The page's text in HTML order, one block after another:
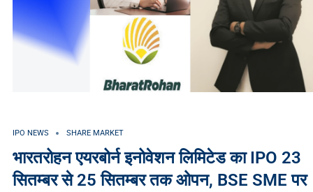
IPO NEWS SHARE MARKET
भारतरोहन एयरबोर्न इनोवेशन लिमिटेड का IPO 23
सितम्बर से 25 सितम्बर तक ओपन, BSE SME पर